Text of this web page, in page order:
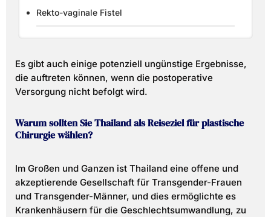
Rekto-vaginale Fistel
Es gibt auch einige potenziell ungünstige Ergebnisse,
die auftreten können, wenn die postoperative
Versorgung nicht befolgt wird.
Warum sollten Sie Thailand als Reiseziel für plastische
Chirurgie wählen?
Im Großen und Ganzen ist Thailand eine offene und
akzeptierende Gesellschaft für Transgender-Frauen
und Transgender-Männer, und dies ermöglichte es
Krankenhäusern für die Geschlechtsumwandlung, zu